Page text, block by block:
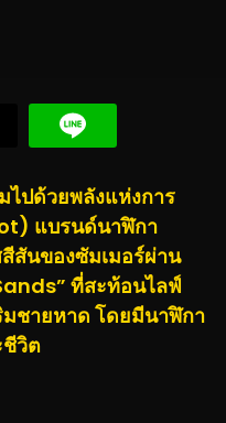
ไปด้วยพลังแห่งการ
แบรนด์นาฬิกา
สันของซัมเมอร์ผ่าน
ที่สะท้อนไลฟ์
ชายหาด โดยมีนาฬิกา
ชีวิต